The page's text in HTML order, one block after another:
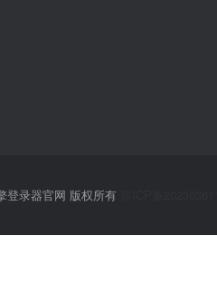
登录器官网 版权所有